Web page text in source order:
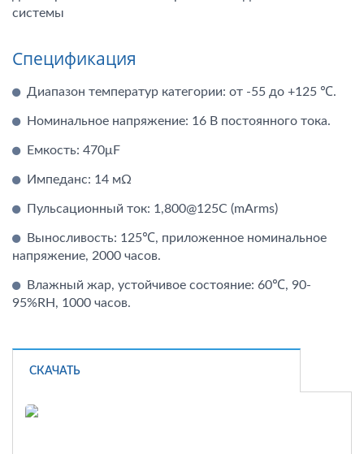
системы
Спецификация
Диапазон температур категории: от -55 до +125 ℃.
Номинальное напряжение: 16 В постоянного тока.
Емкость: 470μF
Импеданс: 14 мΩ
Пульсационный ток: 1,800@125C (mArms)
Выносливость: 125℃, приложенное номинальное
напряжение, 2000 часов.
Влажный жар, устойчивое состояние: 60℃, 90-
95%RH, 1000 часов.
СКАЧАТЬ